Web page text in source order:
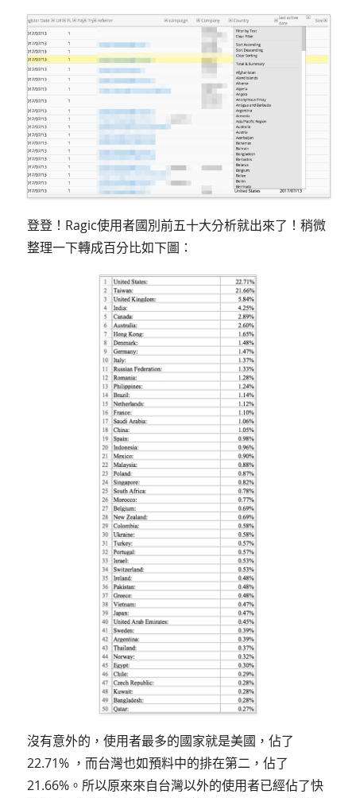
登登！Ragic使用者國別前五十大分析就出來了！稍微
整理一下轉成百分比如下圖：
沒有意外的，使用者最多的國家就是美國，佔了
22.71% ，而台灣也如預料中的排在第二，佔了
21.66%。所以原來來自台灣以外的使用者已經佔了快